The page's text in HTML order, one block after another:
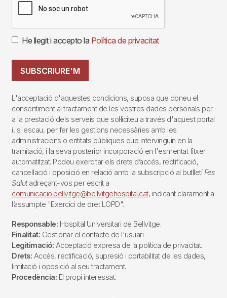
He llegit i accepto la Política de privacitat
SUBSCRIURE'M
L'acceptació d'aquestes condicions, suposa que doneu el
consentiment al tractament de les vostres dades personals per
a la prestació dels serveis que sol·liciteu a través d'aquest portal
i, si escau, per fer les gestions necessàries amb les
administracions o entitats públiques que intervinguin en la
tramitació, i la seva posterior incorporació en l'esmentat fitxer
automatitzat. Podeu exercitar els drets d’accés, rectificació,
cancel·lació i oposició en relació amb la subscripció al butlletí Fes
Salutadreçant-vos per escrit a
comunicacio.bellvitge@bellvitgehospital.cat, indicant clarament a
l’assumpte "Exercici de dret LOPD".
Responsable: Hospital Universitari de Bellvitge.
Finalitat: Gestionar el contacte de l'usuari
Legitimació: Acceptació expresa de la política de privacitat.
Drets: Accés, rectificació, supresió i portabilitat de les dades,
limitació i oposició al seu tractament.
Procedència: El propi interessat.